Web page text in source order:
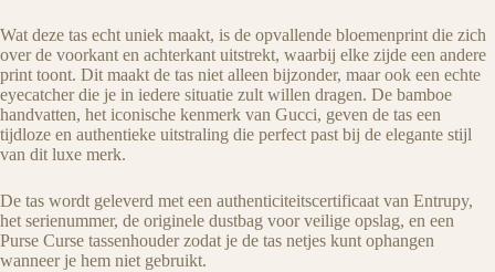
Wat deze tas echt uniek maakt, is de opvallende bloemenprint die zich
over de voorkant en achterkant uitstrekt, waarbij elke zijde een andere
print toont. Dit maakt de tas niet alleen bijzonder, maar ook een echte
eyecatcher die je in iedere situatie zult willen dragen. De bamboe
handvatten, het iconische kenmerk van Gucci, geven de tas een
tijdloze en authentieke uitstraling die perfect past bij de elegante stijl
van dit luxe merk.
De tas wordt geleverd met een authenticiteitscertificaat van Entrupy,
het serienummer, de originele dustbag voor veilige opslag, en een
Purse Curse tassenhouder zodat je de tas netjes kunt ophangen
wanneer je hem niet gebruikt.